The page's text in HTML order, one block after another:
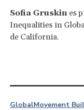
Sofia Gruskin es
Inequalities in
de California.
GlobalMovement